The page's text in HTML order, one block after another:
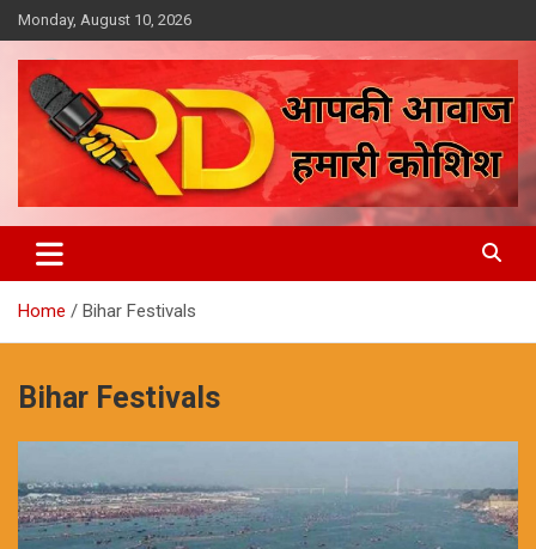
Skip
to
content
Monday, August 10, 2026
Reporter Diaries
Home Bihar Festivals
Bihar Festivals